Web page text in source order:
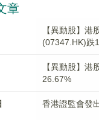
章
【異動股】
(07347.HK)跌
【異動股】
26.67%
香港證監會發